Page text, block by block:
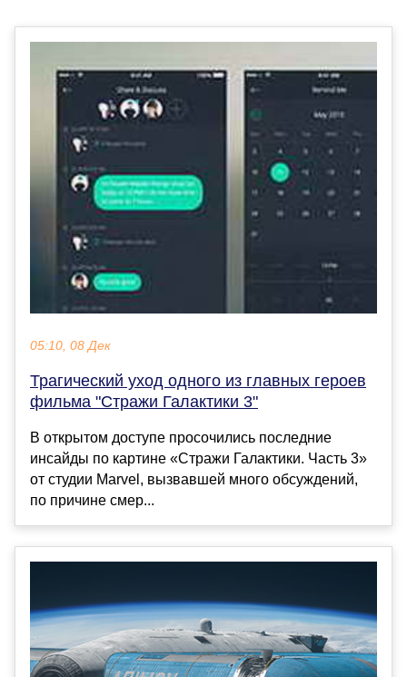
05:10, 08 Дек
Трагический уход одного из главных героев
фильма "Стражи Галактики 3"
В открытом доступе просочились последние
инсайды по картине «Стражи Галактики. Часть 3»
от студии Marvel, вызвавшей много обсуждений,
по причине смер...